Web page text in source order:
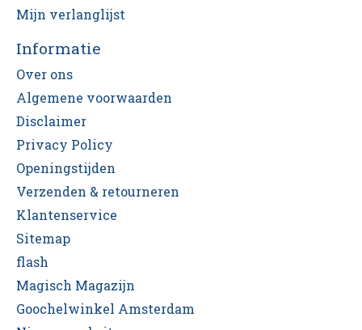
Mijn verlanglijst
Informatie
Over ons
Algemene voorwaarden
Disclaimer
Privacy Policy
Openingstijden
Verzenden & retourneren
Klantenservice
Sitemap
flash
Magisch Magazijn
Goochelwinkel Amsterdam